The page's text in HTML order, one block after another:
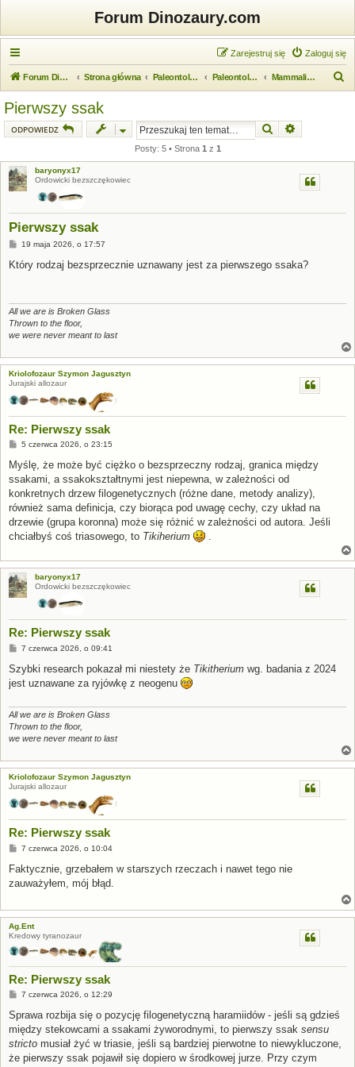
Forum Dinozaury.com
Zaloguj się
Zarejestruj się
Forum Dinozaury.com Strona główna Paleontologia Paleontologia kręgowców Mammalia (ssaki)
Pierwszy ssak
ODPOWIEDZ Szukaj
Posty: 5 • Strona 1 z 1
baryonyx17
Ordowicki bezszczękowiec
Pierwszy ssak
P
s
19 maja 2026, o 17:57
Który rodzaj bezsprzecznie uznawany jest za pierwszego ssaka?
All we are is Broken Glass
Thrown to the floor,
we were never meant to last
Kriolofozaur Szymon Jagusztyn
Jurajski allozaur
Re: Pierwszy ssak
P
s
t
5 czerwca 2026, o 23:15
Myślę, że może być ciężko o bezsprzeczny rodzaj, granica między
ssakami, a ssakokształtnymi jest niepewna, w zależności od
konkretnych drzew filogenetycznych (różne dane, metody analizy),
również sama definicja, czy biorąca pod uwagę cechy, czy układ na
drzewie (grupa koronna) może się różnić w zależności od autora. Jeśli
chciałbyś coś triasowego, to Tikiherium .
baryonyx17
Ordowicki bezszczękowiec
Re: Pierwszy ssak
P
s
7 czerwca 2026, o 09:41
Szybki research pokazał mi niestety że Tikitherium wg. badania z 2024
jest uznawane za ryjówkę z neogenu
All we are is Broken Glass
Thrown to the floor,
we were never meant to last
Kriolofozaur Szymon Jagusztyn
Jurajski allozaur
Re: Pierwszy ssak
P
s
7 czerwca 2026, o 10:04
Faktycznie, grzebałem w starszych rzeczach i nawet tego nie
zauważyłem, mój błąd.
Ag.Ent
Kredowy tyranozaur
Re: Pierwszy ssak
P
s
7 czerwca 2026, o 12:29
Sprawa rozbija się o pozycję filogenetyczną haramiidów - jeśli są gdzieś
między stekowcami a ssakami żyworodnymi, to pierwszy ssak sensu
stricto musiał żyć w triasie, jeśli są bardziej pierwotne to niewykluczone,
że pierwszy ssak pojawił się dopiero w środkowej jurze. Przy czym